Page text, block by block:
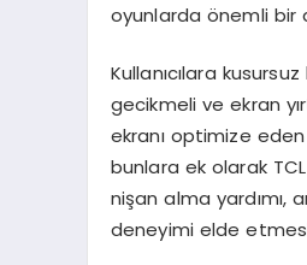
oyunlarda önemli bir
Kullanıcılara
gecikmeli ve ekran
ekranı optimize
bunlara ek olarak
nişan alma yardımı,
deneyimi elde